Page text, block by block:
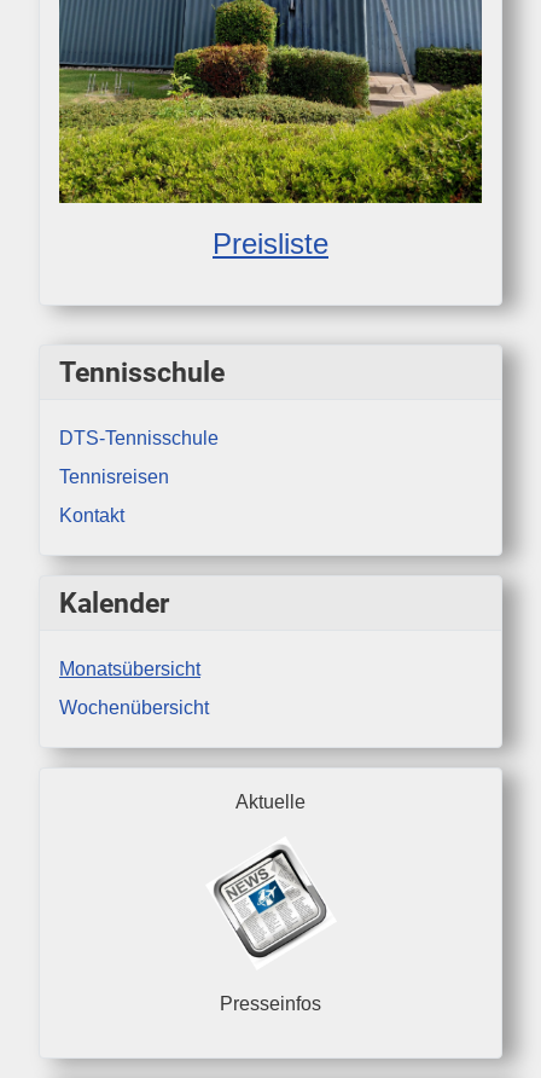
Tennisschule
DTS-Tennisschule
Tennisreisen
Kontakt
Kalender
Monatsübersicht
Wochenübersicht
Aktuelle
Presseinfos
Preisliste